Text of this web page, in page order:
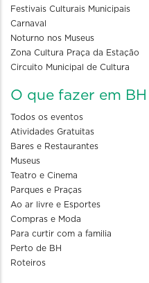
Festivais Culturais Municipais
Carnaval
Noturno nos Museus
Zona Cultura Praça da Estação
Circuito Municipal de Cultura
O que fazer em BH
Todos os eventos
Atividades Gratuitas
Bares e Restaurantes
Museus
Teatro e Cinema
Parques e Praças
Ao ar livre e Esportes
Compras e Moda
Para curtir com a familia
Perto de BH
Roteiros